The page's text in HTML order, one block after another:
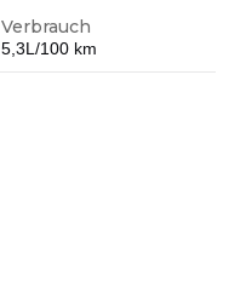
Verbrauch
5,3L/100 km